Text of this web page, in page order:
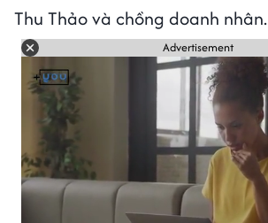
Thu Thảo và chồng doanh nhân.
Advertisement